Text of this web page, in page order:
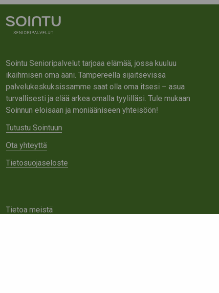
Sointu Senioripalvelut tarjoaa elämää, jossa kuuluu
ikäihmisen oma ääni. Tampereella sijaitsevissa
palvelukeskuksissamme saat olla oma itsesi – asua
turvallisesti ja elää arkea omalla tyylilläsi. Tule mukaan
Soinnun eloisaan ja moniääniseen yhteisöön!
Tutustu Sointuun
Ota yhteyttä
Tietosuojaseloste
Tietoa meistä